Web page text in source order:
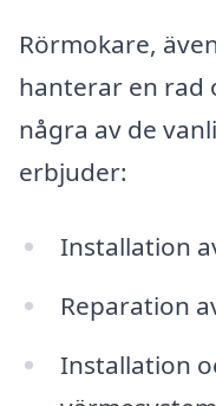
Rörmokare,
hanterar en rad
några av de
erbjuder:
Installation
Reparation
Installation